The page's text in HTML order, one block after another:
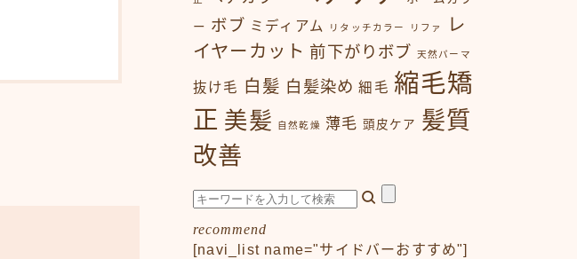
ー ボブ ミディアム リタッチカラー リファ
レ
イヤーカット 前下がりボブ 天然パーマ
抜け毛 白髪 白髪染め 細毛 縮毛矯
正 美髪 自然乾燥 薄毛 頭皮ケア 髪質
改善
recommend
[navi_list name="サイドバーおすすめ"]